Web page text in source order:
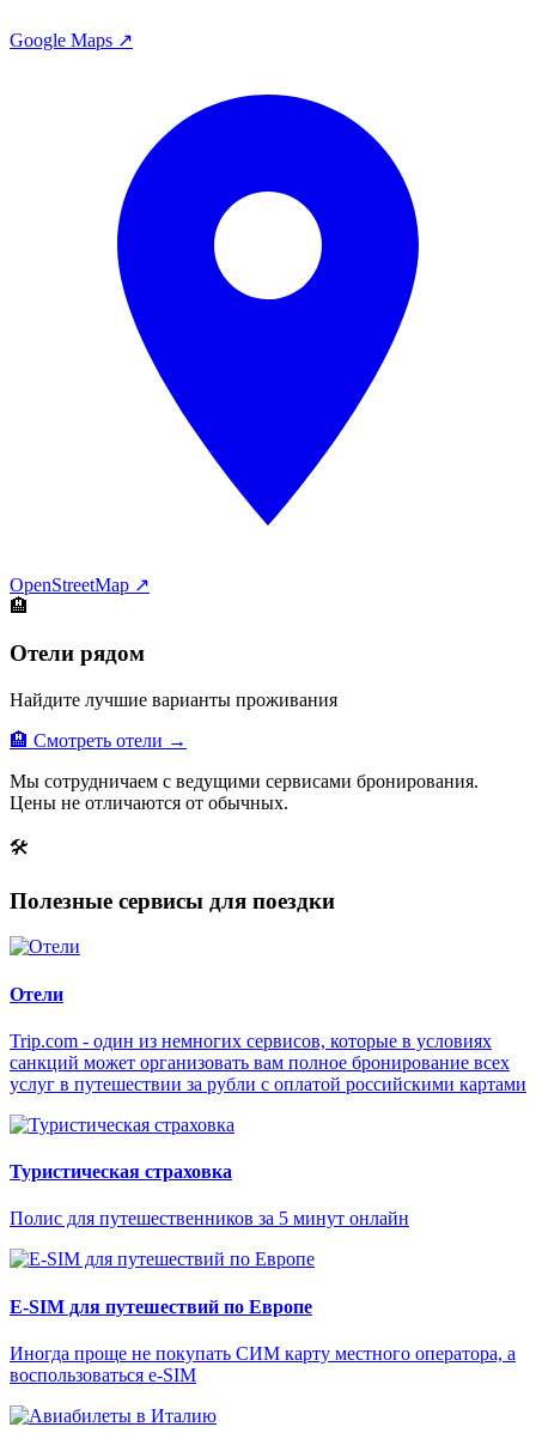
Google Maps ↗
OpenStreetMap ↗
🏨
Отели рядом
Найдите лучшие варианты проживания
🏨 Смотреть отели →
Мы сотрудничаем с ведущими сервисами бронирования.
Цены не отличаются от обычных.
🛠
Полезные сервисы для поездки
Отели
Trip.com - один из немногих сервисов, которые в условиях
санкций может организовать вам полное бронирование всех
услуг в путешествии за рубли с оплатой российскими картами
Туристическая страховка
Полис для путешественников за 5 минут онлайн
E-SIM для путешествий по Европе
Иногда проще не покупать СИМ карту местного оператора, а
воспользоваться e-SIM